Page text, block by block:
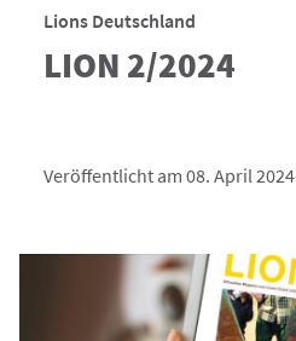
Lions Deutschland
LION 2/2024
Veröffentlicht am 08. April 2024